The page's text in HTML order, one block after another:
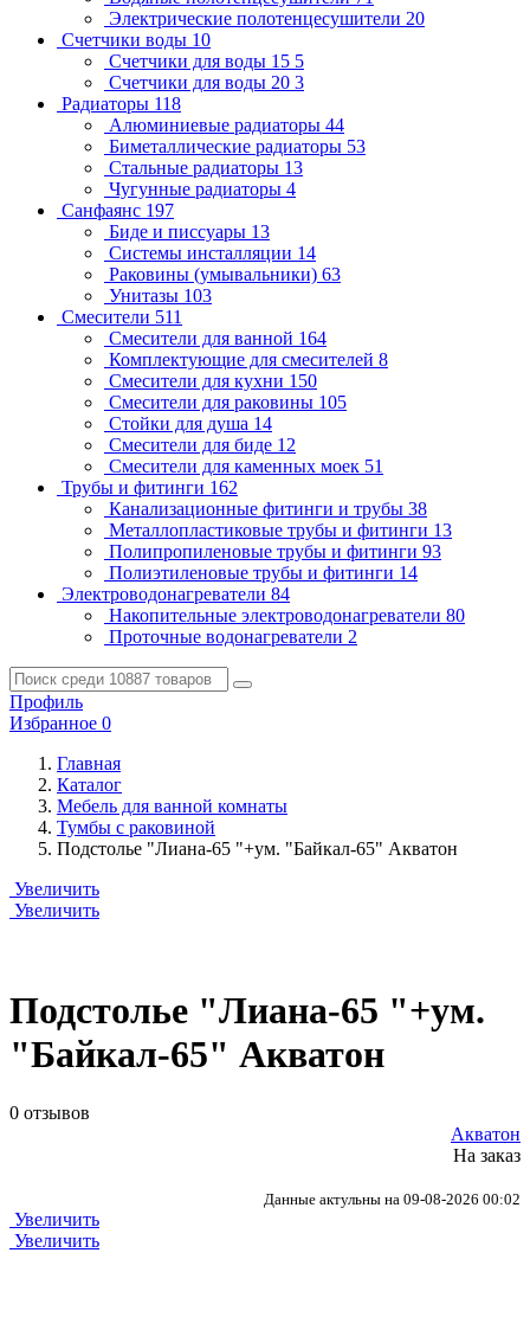
Электрические полотенцесушители 20
Счетчики воды 10
Счетчики для воды 15 5
Счетчики для воды 20 3
Радиаторы 118
Алюминиевые радиаторы 44
Биметаллические радиаторы 53
Стальные радиаторы 13
Чугунные радиаторы 4
Санфаянс 197
Биде и писсуары 13
Системы инсталляции 14
Раковины (умывальники) 63
Унитазы 103
Смесители 511
Смесители для ванной 164
Комплектующие для смесителей 8
Смесители для кухни 150
Смесители для раковины 105
Стойки для душа 14
Смесители для биде 12
Смесители для каменных моек 51
Трубы и фитинги 162
Канализационные фитинги и трубы 38
Металлопластиковые трубы и фитинги 13
Полипропиленовые трубы и фитинги 93
Полиэтиленовые трубы и фитинги 14
Электроводонагреватели 84
Накопительные электроводонагреватели 80
Проточные водонагреватели 2
Профиль
Избранное 0
Главная
Каталог
Мебель для ванной комнаты
Тумбы с раковиной
Подстолье "Лиана-65 "+ум. "Байкал-65" Акватон
Увеличить
Увеличить
Подстолье "Лиана-65 "+ум.
"Байкал-65" Акватон
0 отзывов
Акватон
На заказ
Данные актульны на 09-08-2026 00:02
Увеличить
Увеличить